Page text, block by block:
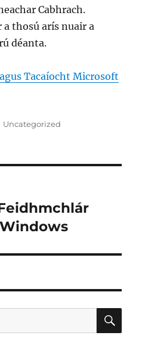
Cabhrach.
a thosú arís nuair a
déanta.
Tacaíocht Microsoft
Categories
Uncategorized